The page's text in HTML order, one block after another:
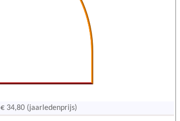
€ 34,80 (jaarledenprijs)